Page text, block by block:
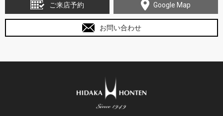
ご来店予約 Google Map
お問い合わせ